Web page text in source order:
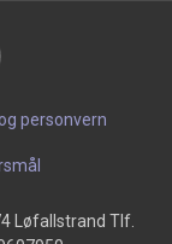
personvern
Løfallstrand Tlf.